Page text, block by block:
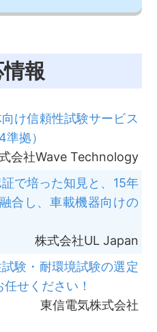
報
け信頼性試験サービス
拠）
会社Wave Technology
で培った知見と、15年
合し、車載機器向けの
株式会社UL Japan
験・耐環境試験の選定
せください！
東信電気株式会社